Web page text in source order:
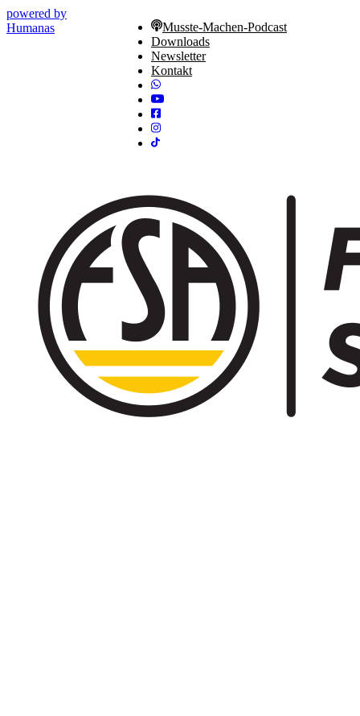
powered by
Humanas
Musste-Machen-Podcast
Downloads
Newsletter
Kontakt